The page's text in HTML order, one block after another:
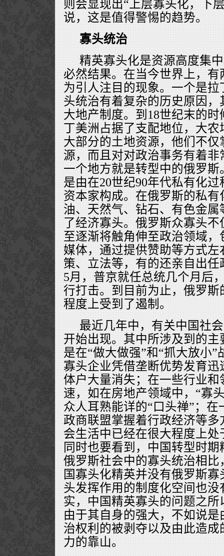
则会显现出“上层寡头化，下
说，这是值得警惕的趋势。
寡头统治
精英寡头化是资源高度集
必然结果。在当今世界上，
为引人注目的现象。一个是
头统治有着复杂的历史原因
大地产制度。到18世纪末的
丁美洲占据了支配地位，大
大部分的土地资源，他们不
源，而且对对政治事务有着
一个地方就是转型中的俄罗斯
是由在20世纪90年代私有化
资本家构成。在俄罗斯的私
油、天然气、钻石、有色金
了经济寡头。俄罗斯众寡头
至逐渐将触角伸至政治领域
媒体，通过提供赞助等方式
策、立法等，有的还亲自出任
5月，普京就任总统几个月后
行打击。到目前为止，俄罗
程度上受到了遏制。
最近几年中，有关中国社
开始出现。其中所涉及到的
是在“做大做强”和“抓大放小
寡头企业凭借垄断优势发育
体户大量消失；在一些行业
速，如在房地产领域中，“寡
众人耳熟能详的“口头禅”；
政商联盟掌握着行政经济等
会生活中已经在很大程度上
同时也要看到，中国转型时
俄罗斯社会中的寡头统治相
国寡头化精英并没有俄罗斯
头发挥作用的制度化空间也
实，中国精英寡头的问题之
由于其自身的强大，不如说
治权利的被剥夺以及由此造
力的靠山。